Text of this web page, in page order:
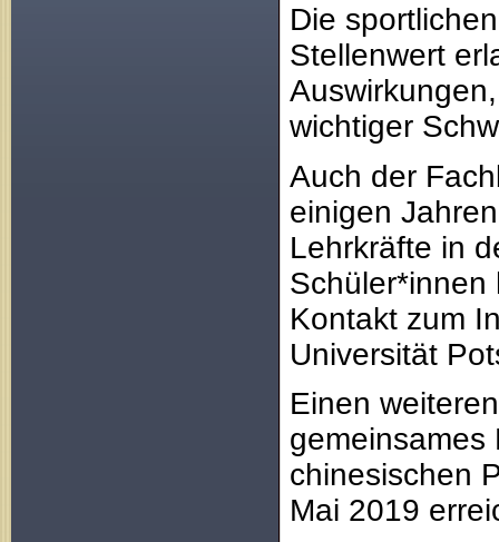
Die
Stellenwert
wichtiger
Auch der
einigen
Lehrkräfte in
Schüler*innen
Kontakt zum
Universität
Einen
gemeinsames
chinesischen
Mai 2019